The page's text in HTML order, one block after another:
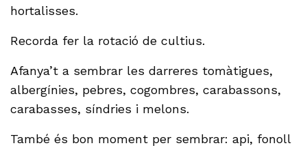
hortalisses.
Recorda fer la rotació de cultius.
Afanya’t a sembrar les darreres tomàtigues,
albergínies, pebres, cogombres, carabassons,
carabasses, síndries i melons.
També és bon moment per sembrar: api, fonoll